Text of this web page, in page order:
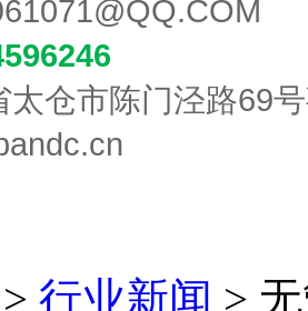
太仓市陈门泾路69
> 行业新闻 >